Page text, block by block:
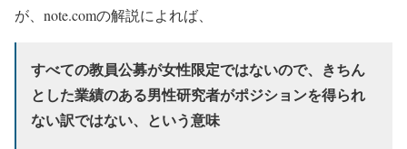
が、note.comの解説によれば、
すべての教員公募が女性限定ではないので、きちん
とした業績のある男性研究者がポジションを得られ
ない訳ではない、という意味